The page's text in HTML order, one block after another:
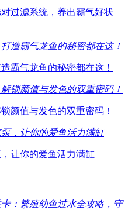
过滤系统，养出霸气好状
霸气龙鱼的秘密都在这！
颜值与发色的双重密码！
让你的爱鱼活力满缸